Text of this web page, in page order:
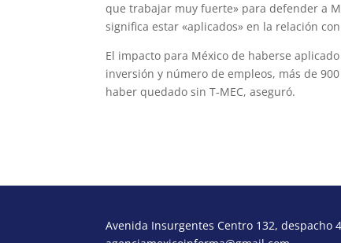
que trabajar muy fuerte» para defender a
significa estar «aplicados» en la relación
El impacto para México de haberse
inversión y número de empleos, más de
haber quedado sin T-MEC, aseguró.
Avenida Insurgentes Centro 132, despacho